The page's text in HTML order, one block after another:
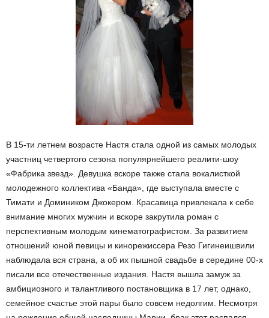
В 15-ти летнем возрасте Настя стала одной из самых молодых
участниц четвертого сезона популярнейшего реалити-шоу
«Фабрика звезд». Девушка вскоре также стала вокалисткой
молодежного коллектива «Банда», где выступала вместе с
Тимати и Домиником Джокером. Красавица привлекала к себе
внимание многих мужчин и вскоре закрутила роман с
перспективным молодым кинематографистом. За развитием
отношений юной певицы и кинорежиссера Резо Гигинеишвили
наблюдала вся страна, а об их пышной свадьбе в середине 00-х
писали все отечественные издания. Настя вышла замуж за
амбициозного и талантливого постановщика в 17 лет, однако,
семейное счастье этой пары было совсем недолгим. Несмотря